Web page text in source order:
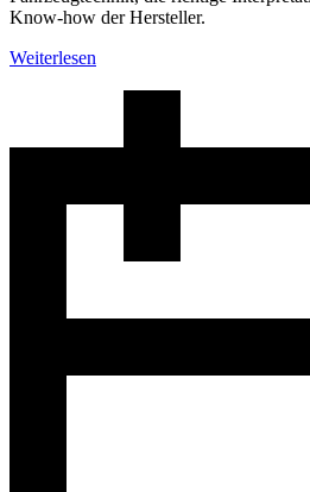
Know-how der Hersteller.
Weiterlesen